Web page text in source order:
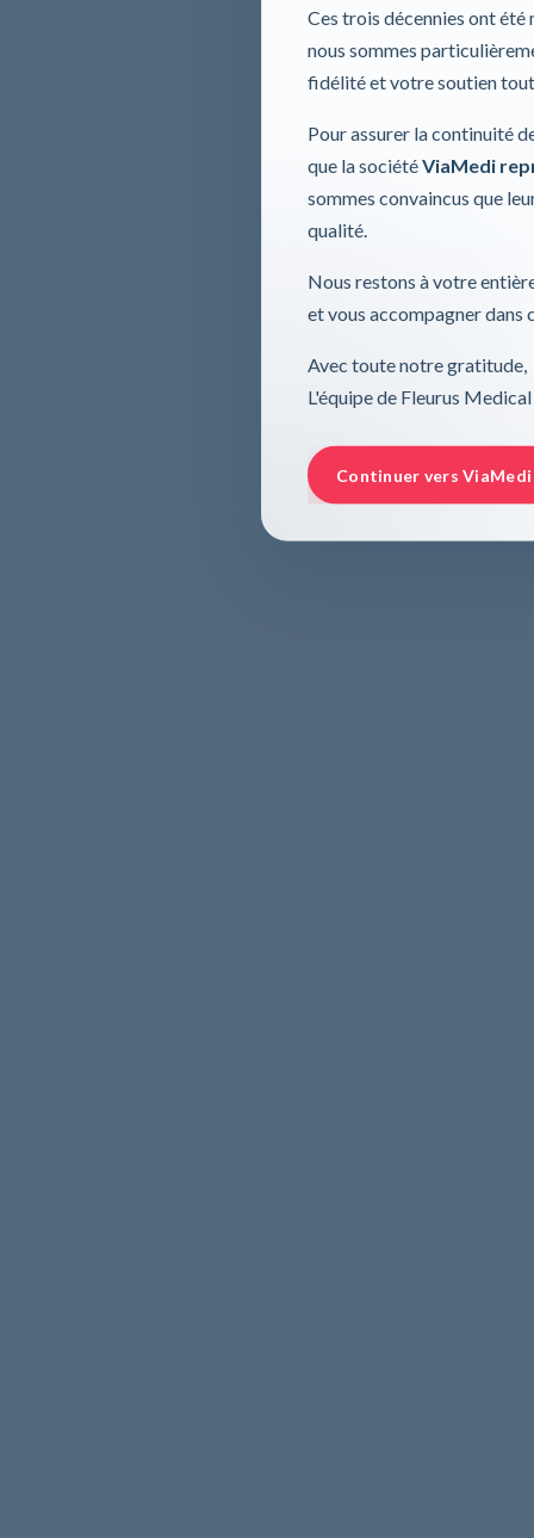
Ces trois décennies ont
nous sommes
fidélité et votre soutien
Pour assurer la continuité
que la sociétéViaMedi
sommes convaincus que
qualité.
Nous restons à votre
et vous accompagner dans
Avec toute notre gratitude,
L'équipe de Fleurus Medical
Continuer vers ViaMedi